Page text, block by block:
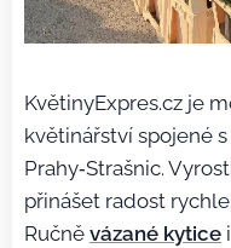
KvětinyExpres.cz je
květinářství spojené
Prahy‑Strašnic.
přinášet radost
Ručně vázané kytice i